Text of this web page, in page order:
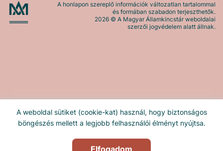
A weboldal sütiket (cookie-kat) használ, hogy biztonságos
böngészés mellett a legjobb felhasználói élményt nyújtsa.
Elfogadom
A honlapon szereplő információk változatlan tartalommal
és formában szabadon terjeszthetők.
2026 © A Magyar Államkincstár weboldalai
szerzői jogvédelem alatt állnak.